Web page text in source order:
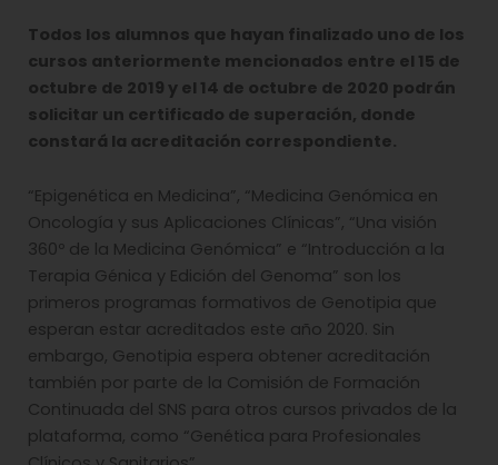
Todos los alumnos que hayan finalizado uno de los
cursos anteriormente mencionados entre el 15 de
octubre de 2019 y el 14 de octubre de 2020 podrán
solicitar un certificado de superación, donde
constará la acreditación correspondiente.
“Epigenética en Medicina”, “Medicina Genómica en
Oncología y sus Aplicaciones Clínicas”, “Una visión
360º de la Medicina Genómica” e “Introducción a la
Terapia Génica y Edición del Genoma” son los
primeros programas formativos de Genotipia que
esperan estar acreditados este año 2020. Sin
embargo, Genotipia espera obtener acreditación
también por parte de la Comisión de Formación
Continuada del SNS para otros cursos privados de la
plataforma, como “Genética para Profesionales